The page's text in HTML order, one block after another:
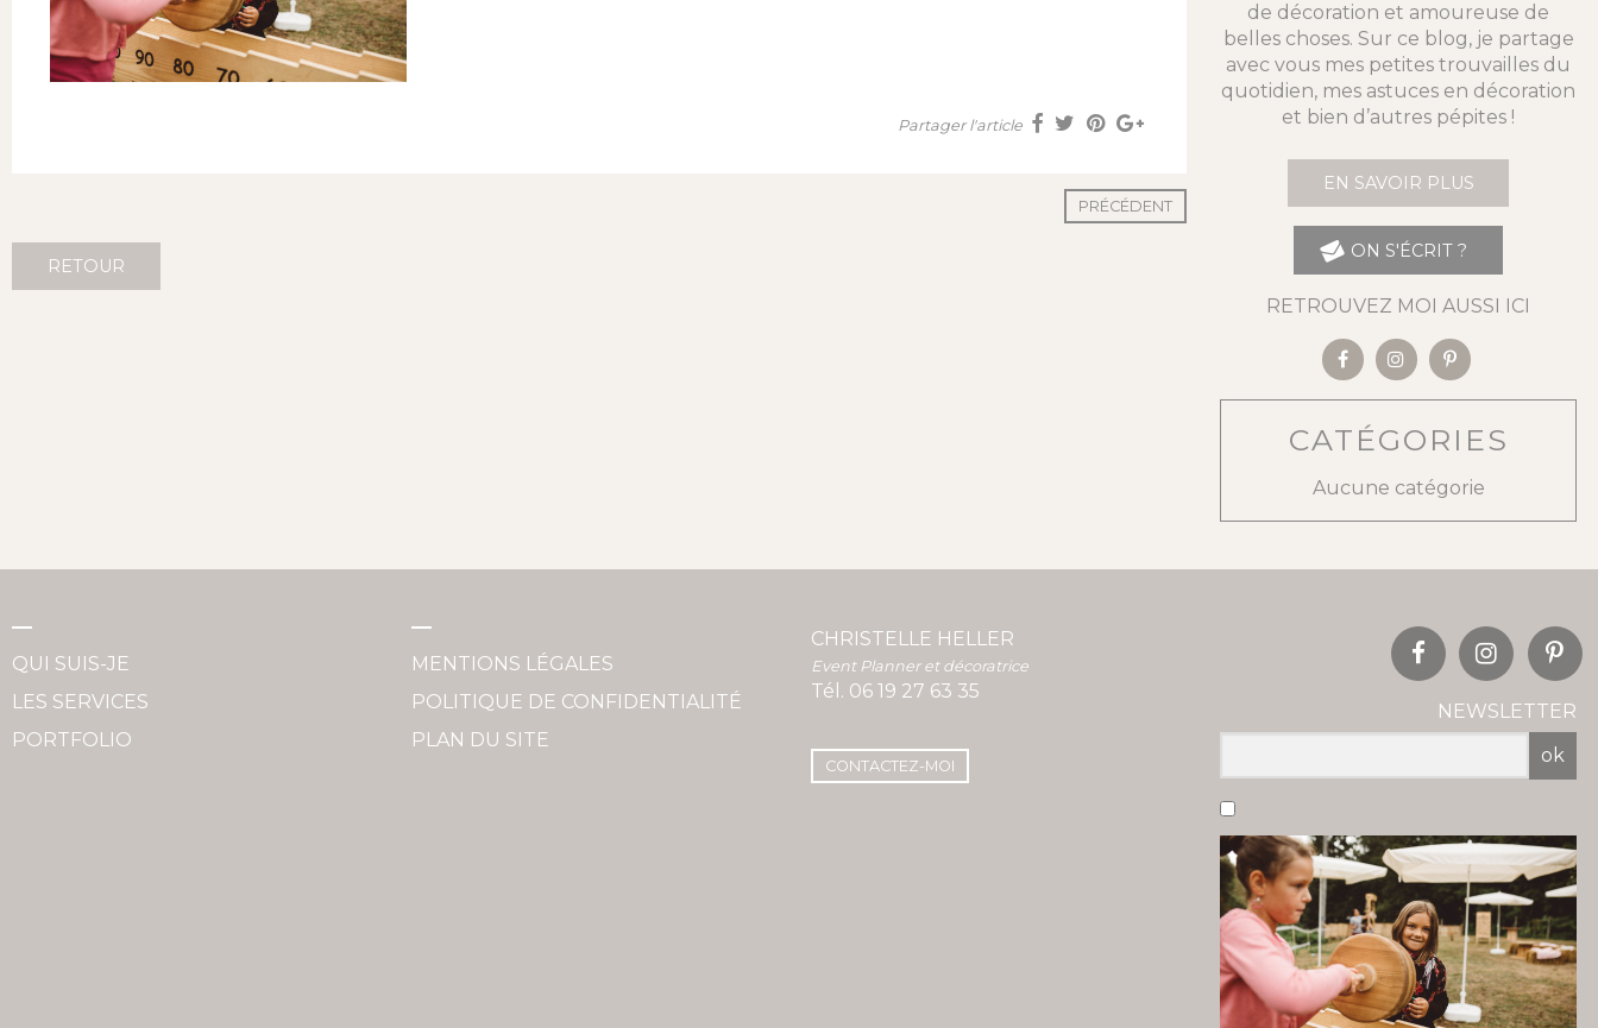
Partager l'article
PRÉCÉDENT
RETOUR
de décoration et amoureuse de
belles choses. Sur ce blog, je partage
avec vous mes petites trouvailles du
quotidien, mes astuces en décoration
et bien d’autres pépites !
EN SAVOIR PLUS
ON S'ÉCRIT ?
RETROUVEZ MOI AUSSI ICI
CATÉGORIES
Aucune catégorie
QUI SUIS-JE
LES SERVICES
PORTFOLIO
MENTIONS LÉGALES
POLITIQUE DE CONFIDENTIALITÉ
PLAN DU SITE
CHRISTELLE HELLER
Event Planner et décoratrice
Tél. 06 19 27 63 35
CONTACTEZ-MOI
NEWSLETTER
ok